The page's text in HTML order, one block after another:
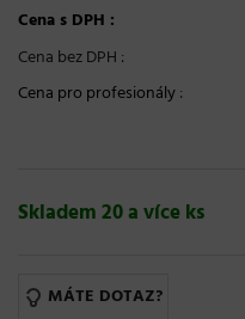
Cena s DPH :
Cena bez DPH :
Cena pro profesionály:
Skladem 20 a více ks
MÁTE DOTAZ?